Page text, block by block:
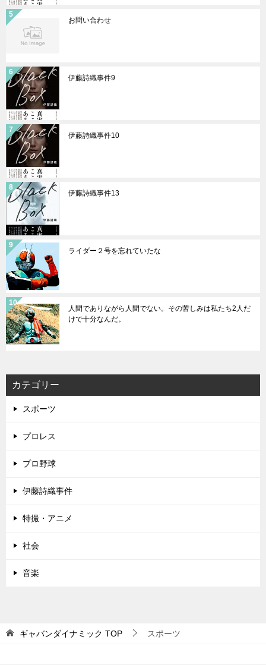
お問い合わせ
伊藤詩織事件9
伊藤詩織事件10
伊藤詩織事件13
ライダー２号を忘れていたな
人間でありながら人間でない。その苦しみは私たち2人だ
けで十分なんだ。
カテゴリー
スポーツ
プロレス
プロ野球
伊藤詩織事件
特撮・アニメ
社会
音楽
ギャバンダイナミック TOP スポーツ